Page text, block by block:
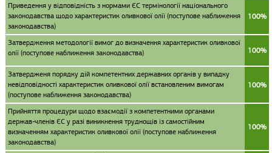
Приведення у відповідність з нормами ЄС термінології національного
законодавства щодо характеристик оливкової олії (поступове наближення
законодавства)
100%
Затвердження методології вимог до визначення характеристик оливкової
олії (поступове наближення законодавства)
100%
Затвердженя порядку дій компетентних державних органів у випадку
невідповідності характеристик оливкової олії встановленим вимогам
(поступове наближення законодавства)
100%
Прийняття процедури щодо взаємодії з компетентними органами
держав-членів ЄС у разі виникнення труднощів із самостійним
визначенням характеристик оливкової олії (поступове наближення
законодавства)
100%